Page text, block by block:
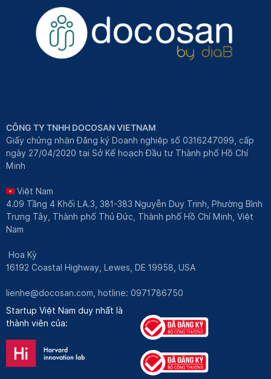
CÔNG TY TNHH DOCOSAN VIETNAM
Giấy chứng nhận Đăng ký Doanh nghiệp số 0316247099, cấp
ngày 27/04/2020 tại Sở Kế hoạch Đầu tư Thành phố Hồ Chí
Minh
Việt Nam
4.09 Tầng 4 Khối LA.3, 381-383 Nguyễn Duy Trinh, Phường Bình
Trưng Tây, Thành phố Thủ Đức, Thành phố Hồ Chí Minh, Việt
Nam
Hoa Kỳ
16192 Coastal Highway, Lewes, DE 19958, USA
lienhe@docosan.com , hotline: 0971786750
Startup Việt Nam duy nhất là
thành viên của: